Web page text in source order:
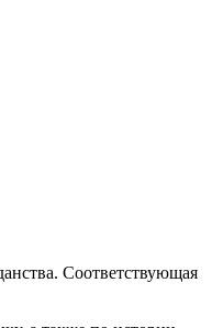
Соответствующая